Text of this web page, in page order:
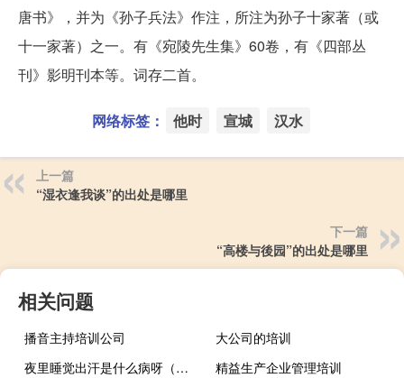
唐书》，并为《孙子兵法》作注，所注为孙子十家著（或
十一家著）之一。有《宛陵先生集》60卷，有《四部丛
刊》影明刊本等。词存二首。
网络标签： 他时 宣城 汉水
上一篇
“湿衣逢我谈”的出处是哪里
下一篇
“高楼与後园”的出处是哪里
相关问题
播音主持培训公司
大公司的培训
夜里睡觉出汗是什么病呀（夜里睡觉出汗是什么病）
精益生产企业管理培训